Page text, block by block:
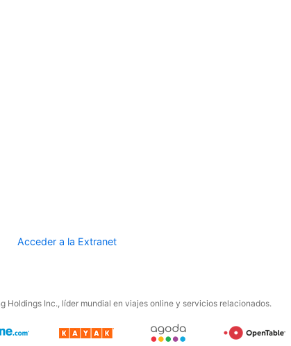
Acceder a la Extranet
Holdings Inc., líder mundial en viajes online y servicios relacionados.